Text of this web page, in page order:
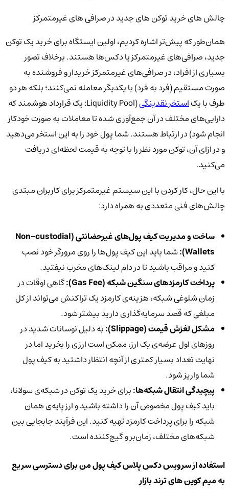
چالش های خرید توکن های جدید در صرافی های غیرمتمرکز
همان‌طور که پیش‌تر اشاره کردیم، اولین ایستگاه برای خرید یک توکن
جدید، صرافی‌های غیرمتمرکز یا دکس‌ها هستند. برخلاف تصور
بسیاری از افراد، در صرافی‌های غیرمتمرکز خریدار و فروشنده به
صورت مستقیم (فرد به فرد) با یکدیگر معامله نمی‌کنند؛ بلکه هر دو
طرف با یکاستخر نقدینگی
(Liquidity Pool: یک قرارداد هوشمند که
دارایی‌های مختلف در آن جمع‌آوری شده تا معاملات به صورت خودکار
انجام شود) در ارتباط هستند. شما پول خود را به این استخر می‌دهید
و در ازای آن، توکن مورد نظر را با توجه به قیمت لحظه‌ای دریافت
می‌کنید.
با این حال، کار کردن با این سیستم غیرمتمرکز برای کاربران مبتدی
چالش‌های فنی متعددی به همراه دارد:
ساخت و مدیریت کیف پول‌های غیرحضانتی (Non-custodial
Wallets): شما باید این کیف پول‌ها را روی مرورگر خود نصب
کنید و مراقب باشید تا در دام لینک‌های مخرب نیفتید.
پرداخت کارمزدهای سنگین شبکه (Gas Fee): گاهی اوقات در
زمان شلوغی شبکه، هزینه‌ی کارمزد یک تراکنش می‌تواند از کل
مبلغی که قصد سرمایه‌گذاری دارید بیشتر شود.
مشکل لغزش قیمت (Slippage): به دلیل نوسانات شدید در
روزهای اول عرضه‌ی یک ارز، ممکن است ارزی را بخرید اما در
نهایت تعداد بسیار کمتری از آنچه انتظار داشتید به کیف پول
شما واریز شود.
پیچیدگی انتقال شبکه‌ها:برای خرید یک توکن در شبکه‌ی سولانا،
باید کیف پول مخصوص آن را داشته باشید و ارز پایه‌ی همان
شبکه را برای پرداخت کارمزد تهیه کنید. این فرآیند جابجایی بین
شبکه‌های مختلف، زمان‌بر و گیج‌کننده است.
استفاده از سرویس دکس پلاس کیف پول من برای دسترسی سریع
به میم کوین های ترند بازار